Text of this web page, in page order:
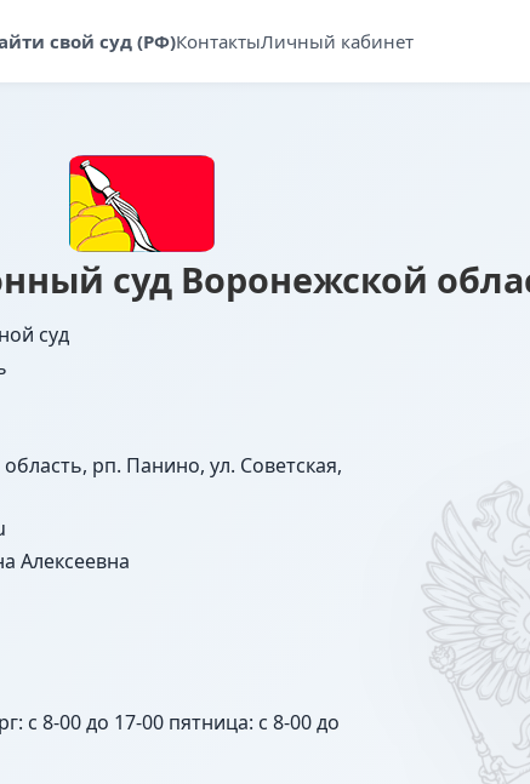
свой суд (РФ)КонтактыЛичный кабинет
суд Воронежской
суд
рп. Панино, ул. Советская,
Алексеевна
с 8-00 до 17-00 пятница: с 8-00 до